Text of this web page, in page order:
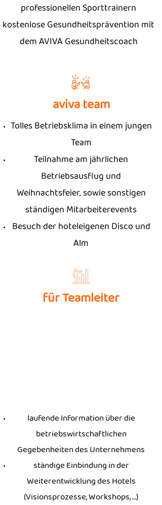
professionellen Sporttrainern
kostenlose Gesundheitsprävention mit
dem AVIVA Gesundheitscoach
aviva team
Tolles Betriebsklima in einem jungen
Team
Teilnahme am jährlichen
Betriebsausflug und
Weihnachtsfeier, sowie sonstigen
ständigen Mitarbeiterevents
Besuch der hoteleigenen Disco und
Alm
für Teamleiter
laufende Information über die
betriebswirtschaftlichen
Gegebenheiten des Unternehmens
ständige Einbindung in der
Weiterentwicklung des Hotels
(Visionsprozesse, Workshops, …)